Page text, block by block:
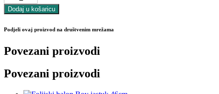
131
količina
Dodaj u košaricu
Podjeli ovaj proizvod na društvenim mrežama
Povezani proizvodi
Povezani proizvodi